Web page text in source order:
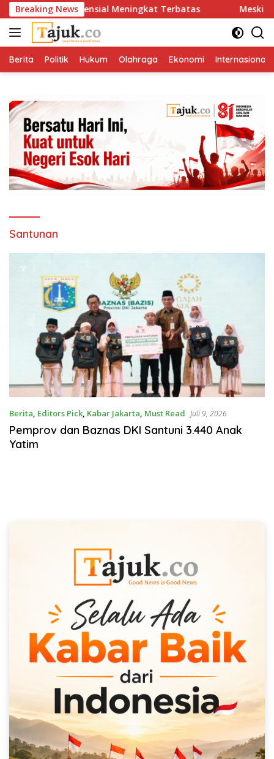
Langsung
ke
konten
Breaking News
Residensial Meningkat Terbatas Meski
Berita Politik Hukum Olahraga Ekonomi Internasional
Santunan
Berita, Editors Pick, Kabar Jakarta, Must Read Juli 9, 2026
Pemprov dan Baznas DKI Santuni 3.440 Anak
Yatim